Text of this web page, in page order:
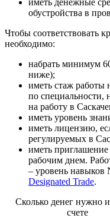
обустройства в
Чтобы соответствовать
необходимо:
набрать минимум
ниже);
иметь стаж работы
по специальности,
на работу в
иметь уровень
иметь лицензию,
регулируемых в
иметь
рабочим днем.
– уровень навыков
Designated Trade.
Сколько денег нужно
счете